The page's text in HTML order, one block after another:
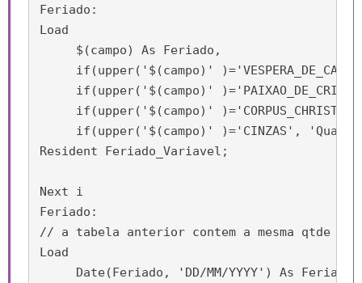
Feriado:
Load
$(campo) As Feriado,
if(upper('$(campo)'
if(upper('$(campo)'
if(upper('$(campo)'
if(upper('$(campo)' )='CINZAS', 'Quarta
Resident Feriado_Variavel;
Next i
Feriado:
// a tabela anterior contem a mesma qtde de
Load
Date(Feriado, 'DD/MM/YYYY') As Feriado,